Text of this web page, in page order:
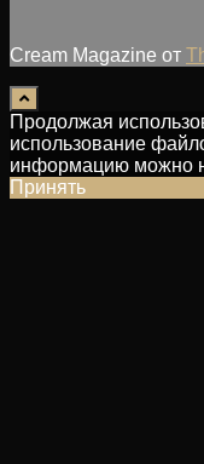
Cream Magazine от
Продолжая
использование
информацию можно
Принять